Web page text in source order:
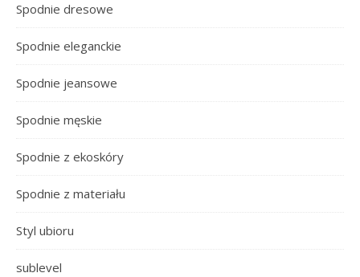
Spodnie dresowe
Spodnie eleganckie
Spodnie jeansowe
Spodnie męskie
Spodnie z ekoskóry
Spodnie z materiału
Styl ubioru
sublevel